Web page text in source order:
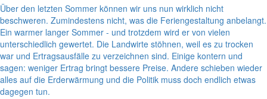
Über den letzten Sommer können wir uns nun wirklich nicht
beschweren. Zumindestens nicht, was die Feriengestaltung anbelangt.
Ein warmer langer Sommer - und trotzdem wird er von vielen
unterschiedlich gewertet. Die Landwirte stöhnen, weil es zu trocken
war und Ertragsausfälle zu verzeichnen sind. Einige kontern und
sagen: weniger Ertrag bringt bessere Preise. Andere schieben wieder
alles auf die Erderwärmung und die Politik muss doch endlich etwas
dagegen tun.